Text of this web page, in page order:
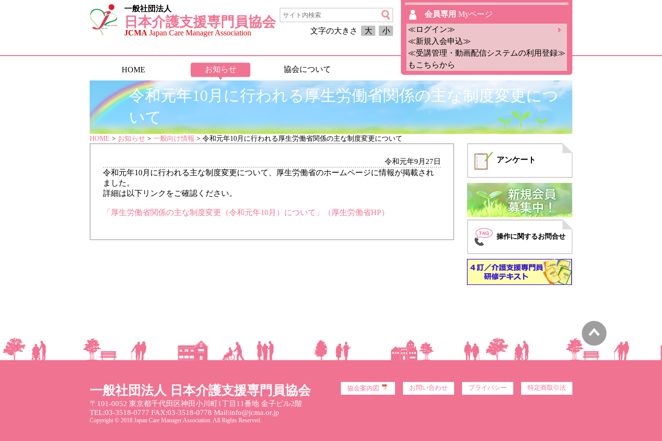
一般社団法人
日本介護支援専門員協会
JCMA Japan Care Manager Association 文字の大きさ 大 小
会員専用 Myページ
≪ログイン≫
≪新規入会申込≫
≪受講管理・動画配信システムの利用登録≫
もこちらから
HOME お知らせ 協会について
令和元年10月に行われる厚生労働省関係の主な制度変更につ
いて
HOME > お知らせ > 一般向け情報 > 令和元年10月に行われる厚生労働省関係の主な制度変更について
令和元年9月27日
令和元年10月に行われる主な制度変更について、厚生労働省のホームページに情報が掲載され
ました。
詳細は以下リンクをご確認ください。
「厚生労働省関係の主な制度変更（令和元年10月）について」（厚生労働省HP）
アンケート
操作に関するお問合せ
一般社団法人 日本介護支援専門員協会
〒101-0052 東京都千代田区神田小川町1丁目11番地 金子ビル2階
TEL:03-3518-0777 FAX:03-3518-0778 Mail:info@jcma.or.jp
Copyright © 2018 Japan Care Manager Association. All Rights Reserved.
協会案内図 お問い合わせ プライバシー 特定商取引法